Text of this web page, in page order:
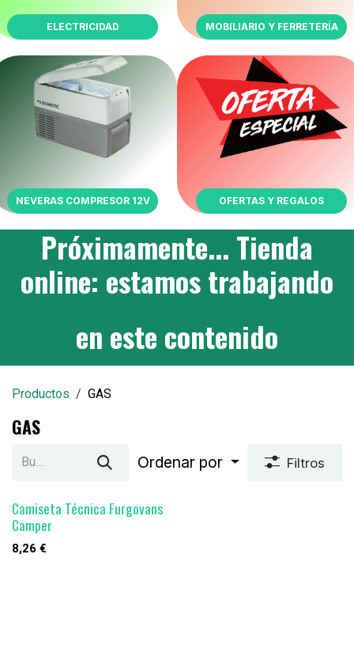
ELECTRICIDAD MOBILIARIO Y FERRETERÍA
NEVERAS COMPRESOR 12V OFERTAS Y REGALOS
Próximamente... Tienda
online: estamos trabajando
en este contenido
Productos GAS
GAS
Ordenar por Filtros
Camiseta Técnica Furgovans
Camper
8,26 €